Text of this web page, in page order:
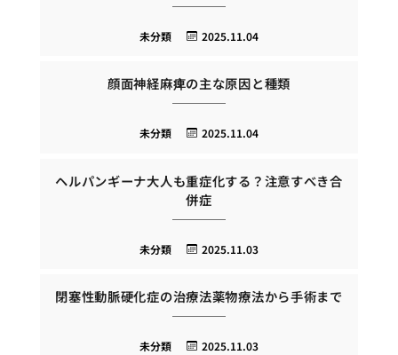
2025.11.04
未分類
顔面神経麻痺の主な原因と種類
2025.11.04
未分類
ヘルパンギーナ大人も重症化する？注意すべき合
併症
2025.11.03
未分類
閉塞性動脈硬化症の治療法薬物療法から手術まで
2025.11.03
未分類